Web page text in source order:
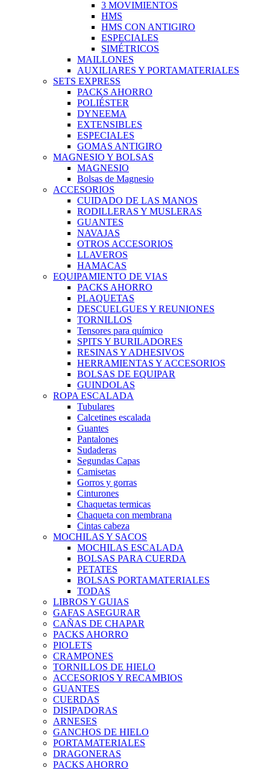
3 MOVIMIENTOS
HMS
HMS CON ANTIGIRO
ESPECIALES
SIMÉTRICOS
MAILLONES
AUXILIARES Y PORTAMATERIALES
SETS EXPRESS
PACKS AHORRO
POLIÉSTER
DYNEEMA
EXTENSIBLES
ESPECIALES
GOMAS ANTIGIRO
MAGNESIO Y BOLSAS
MAGNESIO
Bolsas de Magnesio
ACCESORIOS
CUIDADO DE LAS MANOS
RODILLERAS Y MUSLERAS
GUANTES
NAVAJAS
OTROS ACCESORIOS
LLAVEROS
HAMACAS
EQUIPAMIENTO DE VIAS
PACKS AHORRO
PLAQUETAS
DESCUELGUES Y REUNIONES
TORNILLOS
Tensores para químico
SPITS Y BURILADORES
RESINAS Y ADHESIVOS
HERRAMIENTAS Y ACCESORIOS
BOLSAS DE EQUIPAR
GUINDOLAS
ROPA ESCALADA
Tubulares
Calcetines escalada
Guantes
Pantalones
Sudaderas
Segundas Capas
Camisetas
Gorros y gorras
Cinturones
Chaquetas termicas
Chaqueta con membrana
Cintas cabeza
MOCHILAS Y SACOS
MOCHILAS ESCALADA
BOLSAS PARA CUERDA
PETATES
BOLSAS PORTAMATERIALES
TODAS
LIBROS Y GUIAS
GAFAS ASEGURAR
CAÑAS DE CHAPAR
PACKS AHORRO
PIOLETS
CRAMPONES
TORNILLOS DE HIELO
ACCESORIOS Y RECAMBIOS
GUANTES
CUERDAS
DISIPADORAS
ARNESES
GANCHOS DE HIELO
PORTAMATERIALES
DRAGONERAS
PACKS AHORRO